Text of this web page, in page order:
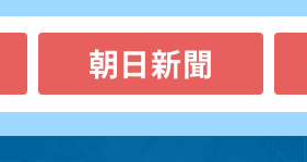
朝日新聞